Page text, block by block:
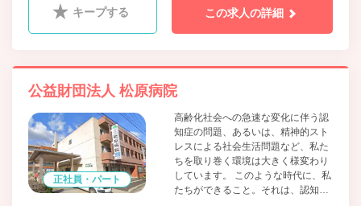
キープする この求人の詳細
公益財団法人 松原病院
正社員・パート
高齢化社会への急速な変化に伴う認
知症の問題、あるいは、精神的スト
レスによる社会生活問題など、私た
ちを取り巻く環境は大きく様変わり
しています。 このような時代に、私
たちができること。それは、認知症